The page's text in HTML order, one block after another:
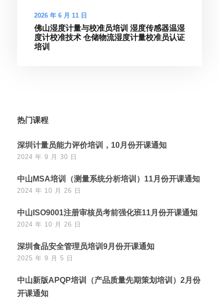
2026 年 6 月 11 日
佛山湿度计量与校准员培训 湿度传感器温湿
度计校准技术 仓储物流湿度计量校准员认证
培训
热门课程
深圳计量员能力评价培训，10月份开课通知
2024 年 9 月 30 日
中山MSA培训（测量系统分析培训）11月份开课通知
2024 年 10 月 26 日
中山ISO9001注册审核员考前强化班11月份开课通知
2024 年 10 月 26 日
深圳食品安全管理员培训9月份开课通知
2025 年 9 月 5 日
中山新版APQP培训（产品质量先期策划培训）2月份
开课通知